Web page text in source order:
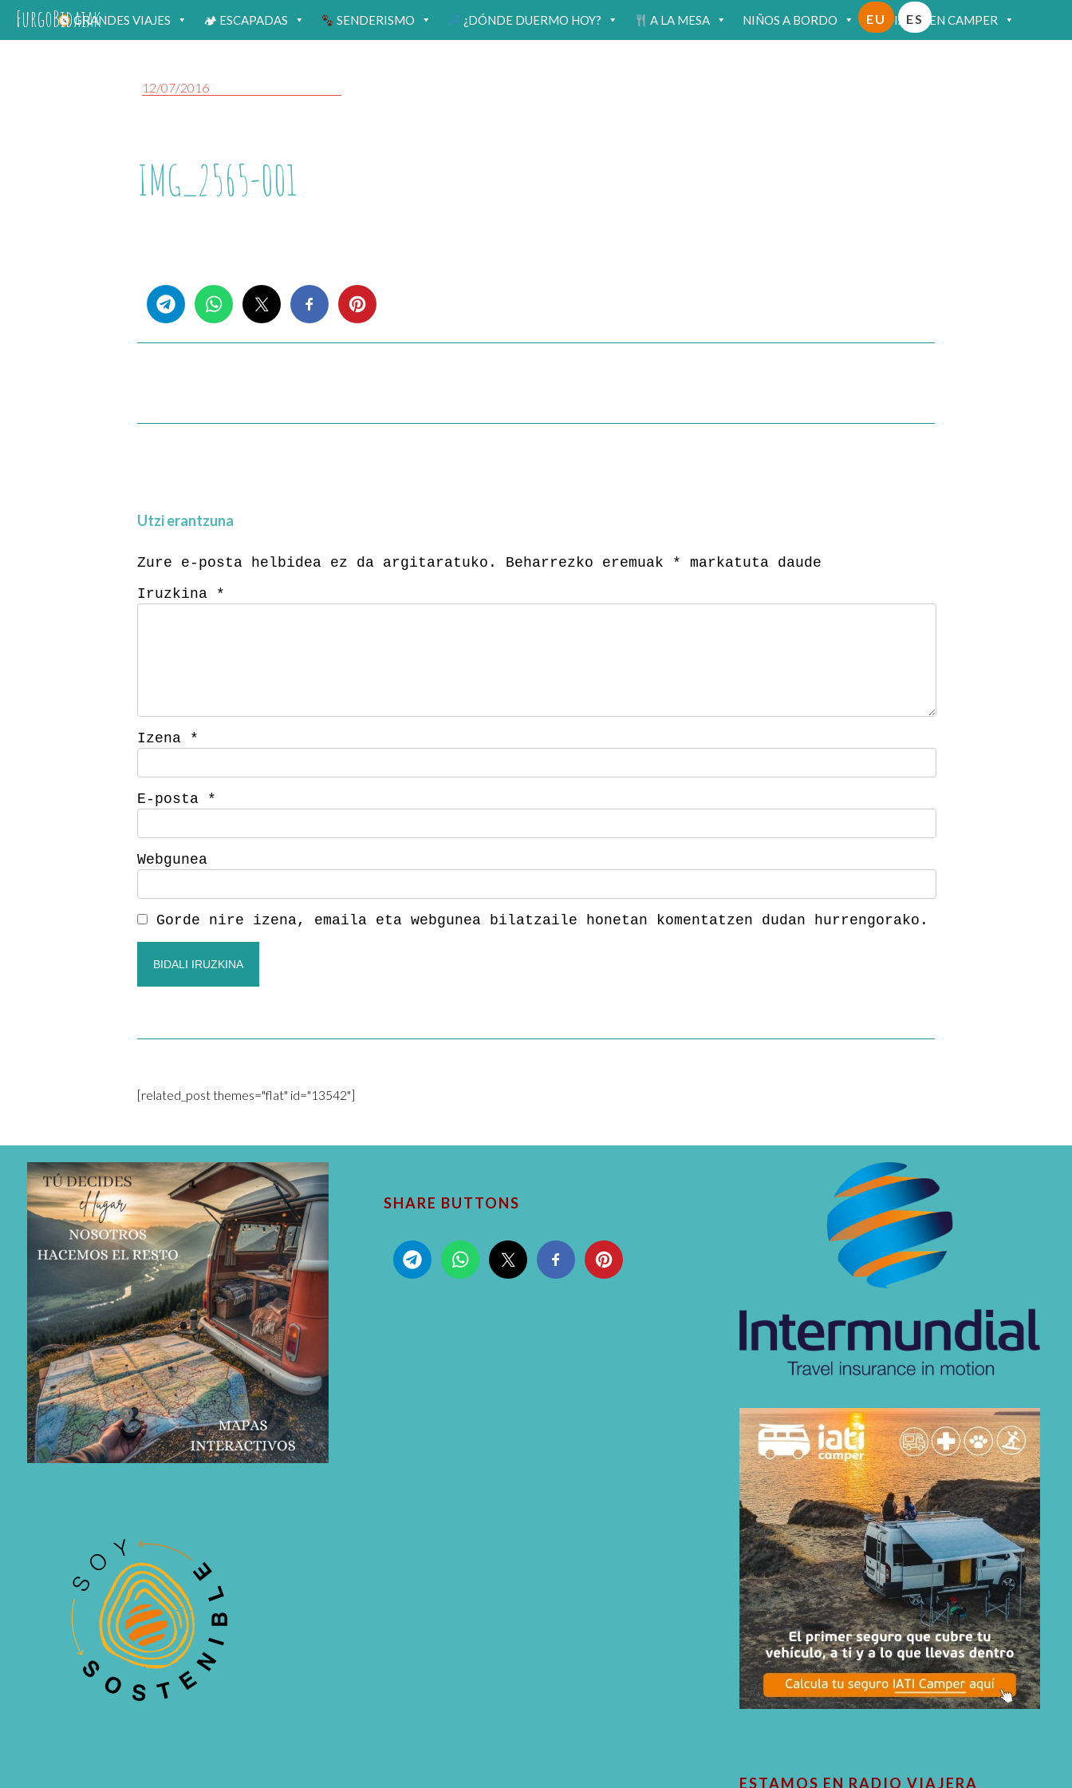
FurgoBidaiakGRANDES VIAJES 🏕 ESCAPADAS SENDERISMO ¿DÓNDE DUERMO HOY? A LA MESA NIÑOS A BORDO VIAJAR EN CAMPER
EU ES
12/07/2016
IMG_2565-001
Utzi erantzuna
Zure e-posta helbidea ez da argitaratuko. Beharrezko eremuak * markatuta daude
Iruzkina *
Izena *
E-posta *
Webgunea
Gorde nire izena, emaila eta webgunea bilatzaile honetan komentatzen dudan hurrengorako.
[related_post themes="flat" id="13542"]
SHARE BUTTONS
ESTAMOS EN RADIO VIAJERA